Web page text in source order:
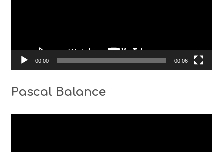
00:00 00:06
Pascal Balance